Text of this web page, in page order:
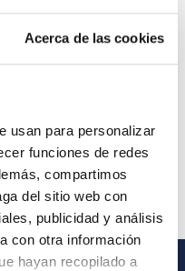
Acerca de las cookies
usan para personalizar
funciones de redes
compartimos
del sitio web con
publicidad y análisis
con otra información
hayan recopilado a